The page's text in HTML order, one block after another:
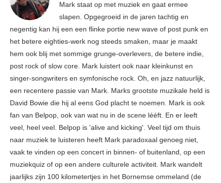
Mark staat op met muziek en gaat ermee
slapen. Opgegroeid in de jaren tachtig en
negentig kan hij een een flinke portie new wave of post punk en
het betere eighties-werk nog steeds smaken, maar je maakt
hem ook blij met sommige grunge-overlevers, de betere indie,
post rock of slow core. Mark luistert ook naar kleinkunst en
singer-songwriters en symfonische rock. Oh, en jazz natuurlijk,
een recentere passie van Mark. Marks grootste muzikale held is
David Bowie die hij al eens God placht te noemen. Mark is ook
fan van Belpop, ook van wat nu in de scene lééft. En er leeft
veel, heel veel. Belpop is 'alive and kicking'. Veel tijd om thuis
naar muziek te luisteren heeft Mark paradoxaal genoeg niet,
vaak te vinden op een concert in binnen- of buitenland, op een
muziekquiz of op een andere culturele activiteit. Mark wandelt
jaarlijks zijn 100 kilometertjes in het Bornemse ommeland (de